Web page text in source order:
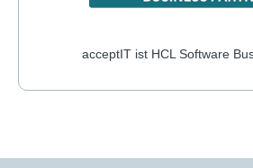
acceptIT ist HCL Software